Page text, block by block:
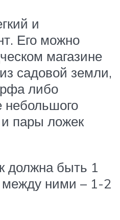
и
Его можно
магазине
садовой земли,
либо
небольшого
пары ложек
должна быть 1
между ними – 1-2